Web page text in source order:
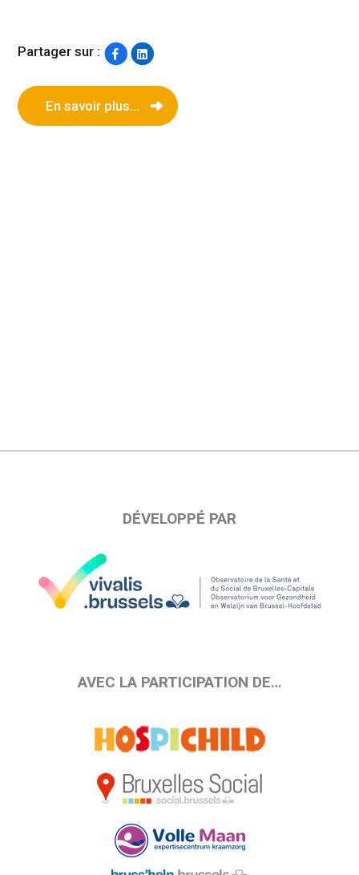
Partager sur :
En savoir plus...
DÉVELOPPÉ PAR
AVEC LA PARTICIPATION DE…